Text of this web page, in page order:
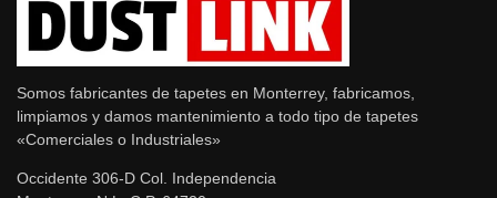
Somos fabricantes de tapetes en Monterrey, fabricamos,
limpiamos y damos mantenimiento a todo tipo de tapetes
«Comerciales o Industriales»
Occidente 306-D Col. Independencia